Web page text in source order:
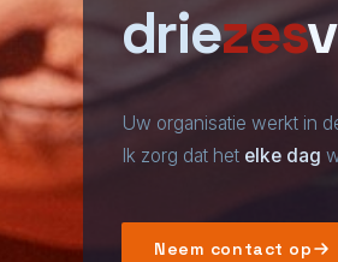
driezes
Uw organisatie werkt in
Ik zorg dat het elke dag
Neem contact op